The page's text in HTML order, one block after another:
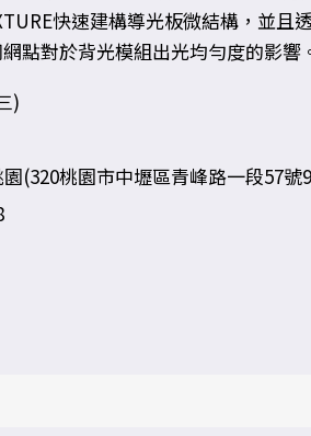
快速建構導光板微結構，並
點對於背光模組出光均勻度的影響
)
(320桃園市中壢區青峰路一段57號